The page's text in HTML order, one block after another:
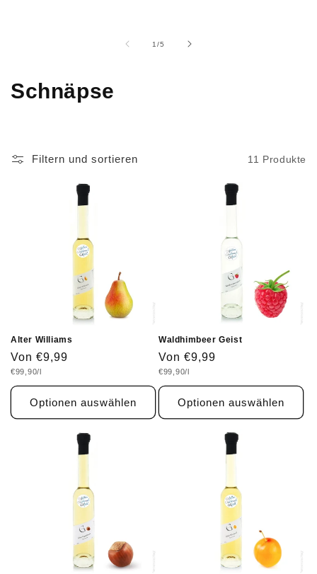
1/von
5
K
:
Schnäpse
Filtern und sortieren 11 Produkte
Alter Williams
Normaler
Preis
Von €9,99
Grundpreis
€99,90/l
Optionen auswählen
Waldhimbeer Geist
Normaler
Preis
Von €9,99
Grundpreis
€99,90/l
Optionen auswählen